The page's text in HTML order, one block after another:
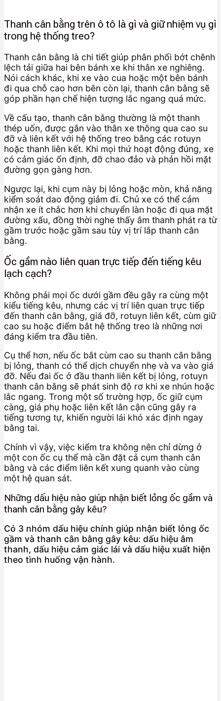
Thanh cân bằng trên ô tô là gì và giữ nhiệm vụ gì
trong hệ thống treo?
Thanh cân bằng là chi tiết giúp phân phối bớt chênh
lệch tải giữa hai bên bánh xe khi thân xe nghiêng.
Nói cách khác, khi xe vào cua hoặc một bên bánh
đi qua chỗ cao hơn bên còn lại, thanh cân bằng sẽ
góp phần hạn chế hiện tượng lắc ngang quá mức.
Về cấu tạo, thanh cân bằng thường là một thanh
thép uốn, được gắn vào thân xe thông qua cao su
đỡ và liên kết với hệ thống treo bằng các rotuyn
hoặc thanh liên kết. Khi mọi thứ hoạt động đúng, xe
có cảm giác ổn định, đỡ chao đảo và phản hồi mặt
đường gọn gàng hơn.
Ngược lại, khi cụm này bị lỏng hoặc mòn, khả năng
kiểm soát dao động giảm đi. Chủ xe có thể cảm
nhận xe ít chắc hơn khi chuyển làn hoặc đi qua mặt
đường xấu, đồng thời nghe thấy âm thanh phát ra từ
gầm trước hoặc gầm sau tùy vị trí lắp thanh cân
bằng.
Ốc gầm nào liên quan trực tiếp đến tiếng kêu
lạch cạch?
Không phải mọi ốc dưới gầm đều gây ra cùng một
kiểu tiếng kêu, nhưng các vị trí liên quan trực tiếp
đến thanh cân bằng, giá đỡ, rotuyn liên kết, cùm giữ
cao su hoặc điểm bắt hệ thống treo là những nơi
đáng kiểm tra đầu tiên.
Cụ thể hơn, nếu ốc bắt cùm cao su thanh cân bằng
bị lỏng, thanh có thể dịch chuyển nhẹ và va vào giá
đỡ. Nếu đai ốc ở đầu thanh liên kết bị lỏng, rotuyn
thanh cân bằng sẽ phát sinh độ rơ khi xe nhún hoặc
lắc ngang. Trong một số trường hợp, ốc giữ cụm
càng, giá phụ hoặc liên kết lân cận cũng gây ra
tiếng tương tự, khiến người lái khó xác định ngay
bằng tai.
Chính vì vậy, việc kiểm tra không nên chỉ dừng ở
một con ốc cụ thể mà cần đặt cả cụm thanh cân
bằng và các điểm liên kết xung quanh vào cùng
một hệ quan sát.
Những dấu hiệu nào giúp nhận biết lỏng ốc gầm và
thanh cân bằng gây kêu?
Có 3 nhóm dấu hiệu chính giúp nhận biết lỏng ốc
gầm và thanh cân bằng gây kêu: dấu hiệu âm
thanh, dấu hiệu cảm giác lái và dấu hiệu xuất hiện
theo tình huống vận hành.